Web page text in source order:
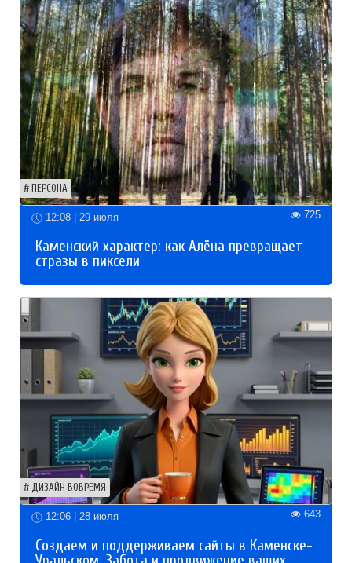
ПЕРСОНА
12:08 | 29 июля 725
Каменский характер: как Алёна превращает
стразы в пиксели
ДИЗАЙН ВОВРЕМЯ
12:06 | 28 июля 643
Создаем и поддерживаем сайты в Каменске-